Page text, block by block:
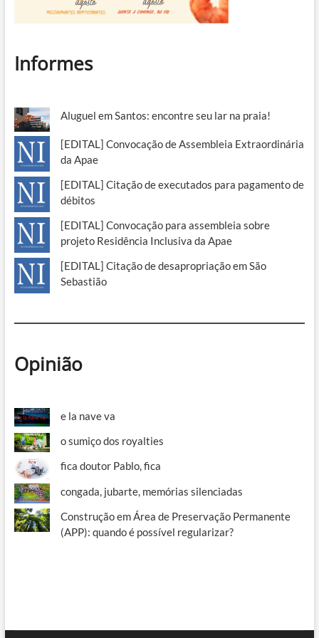
Informes
Aluguel em Santos: encontre seu lar na praia!
[EDITAL] Convocação de Assembleia Extraordinária
da Apae
[EDITAL] Citação de executados para pagamento de
débitos
[EDITAL] Convocação para assembleia sobre
projeto Residência Inclusiva da Apae
[EDITAL] Citação de desapropriação em São
Sebastião
Opinião
e la nave va
o sumiço dos royalties
fica doutor Pablo, fica
congada, jubarte, memórias silenciadas
Construção em Área de Preservação Permanente
(APP): quando é possível regularizar?